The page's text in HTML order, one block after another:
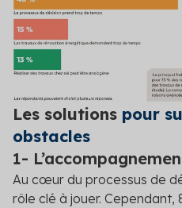
Les solutions pour
obstacles
1-
Au cœur du processus de
rôle clé à jouer. Cependant,